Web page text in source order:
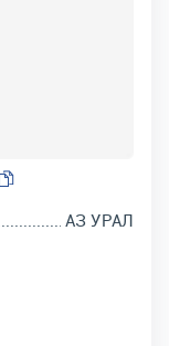
АЗ УРАЛ